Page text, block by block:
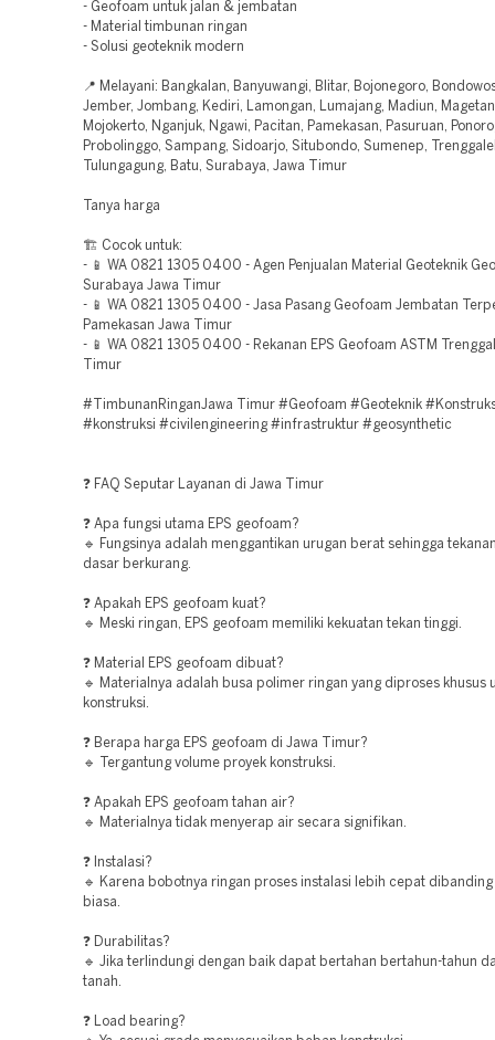
- Geofoam untuk jalan & jembatan
- Material timbunan ringan
- Solusi geoteknik modern
📍 Melayani: Bangkalan, Banyuwangi, Blitar, Bojonegoro,
Jember, Jombang, Kediri, Lamongan, Lumajang, Madiun,
Mojokerto, Nganjuk, Ngawi, Pacitan, Pamekasan, Pasuruan,
Probolinggo, Sampang, Sidoarjo, Situbondo, Sumenep,
Tulungagung, Batu, Surabaya, Jawa Timur
Tanya harga
🏗️ Cocok untuk:
- 📱 WA 0821 1305 0400 - Agen Penjualan Material Geoteknik
Surabaya Jawa Timur
- 📱 WA 0821 1305 0400 - Jasa Pasang Geofoam Jembatan
Pamekasan Jawa Timur
- 📱 WA 0821 1305 0400 - Rekanan EPS Geofoam ASTM
Timur
#TimbunanRinganJawa Timur #Geofoam #Geoteknik
#konstruksi #civilengineering #infrastruktur #geosynthetic
❓ FAQ Seputar Layanan di Jawa Timur
❓ Apa fungsi utama EPS geofoam?
🔹 Fungsinya adalah menggantikan urugan berat sehingga
dasar berkurang.
❓ Apakah EPS geofoam kuat?
🔹 Meski ringan, EPS geofoam memiliki kekuatan tekan tinggi.
❓ Material EPS geofoam dibuat?
🔹 Materialnya adalah busa polimer ringan yang diproses khusus
konstruksi.
❓ Berapa harga EPS geofoam di Jawa Timur?
🔹 Tergantung volume proyek konstruksi.
❓ Apakah EPS geofoam tahan air?
🔹 Materialnya tidak menyerap air secara signifikan.
❓ Instalasi?
🔹 Karena bobotnya ringan proses instalasi lebih cepat
biasa.
❓ Durabilitas?
🔹 Jika terlindungi dengan baik dapat bertahan bertahun-tahun
tanah.
❓ Load bearing?